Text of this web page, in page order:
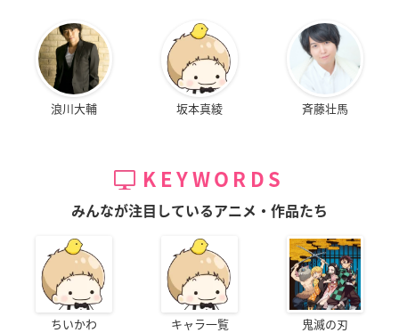
浪川大輔 坂本真綾 斉藤壮馬
KEYWORDS
みんなが注目しているアニメ・作品たち
ちいかわ キャラ一覧 鬼滅の刃